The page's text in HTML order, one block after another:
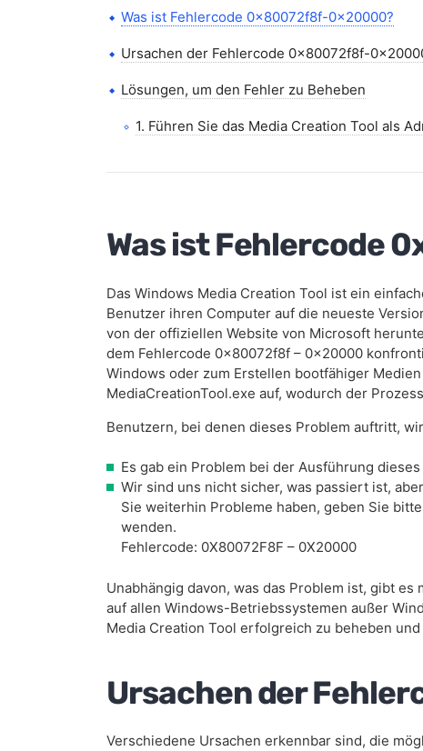
Was ist Fehlercode 0x80072f8f-0x20000?
Ursachen der Fehlercode 0x80072f8f-
Lösungen, um den Fehler zu Beheben
1. Führen Sie das Media Creation Tool als
4. Clean Boot
6. Aktivieren von TLS 1.1 und TLS 1.2
Häufig gestellte Fragen
Was ist Fehlercode
Das Windows Media Creation Tool ist ein
Benutzer ihren Computer auf die neueste
von der offiziellen Website von Microsoft
dem Fehlercode 0x80072f8f – 0x20000
Windows oder zum Erstellen bootfähiger
MediaCreationTool.exe auf, wodurch der
Benutzern, bei denen dieses Problem auftritt,
Es gab ein Problem bei der Ausführung dieses
Wir sind uns nicht sicher, was passiert ist,
Sie weiterhin Probleme haben, geben Sie
wenden.
Fehlercode: 0X80072F8F – 0X20000
Unabhängig davon, was das Problem ist, gibt
auf allen Windows-Betriebssystemen außer
Media Creation Tool erfolgreich zu beheben
Ursachen der
Verschiedene Ursachen erkennbar sind, die